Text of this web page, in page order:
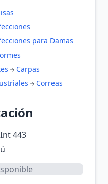
para Damas
Carpas
Correas
443